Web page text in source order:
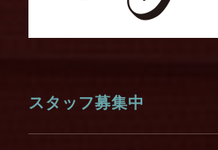
スタッフ募集中